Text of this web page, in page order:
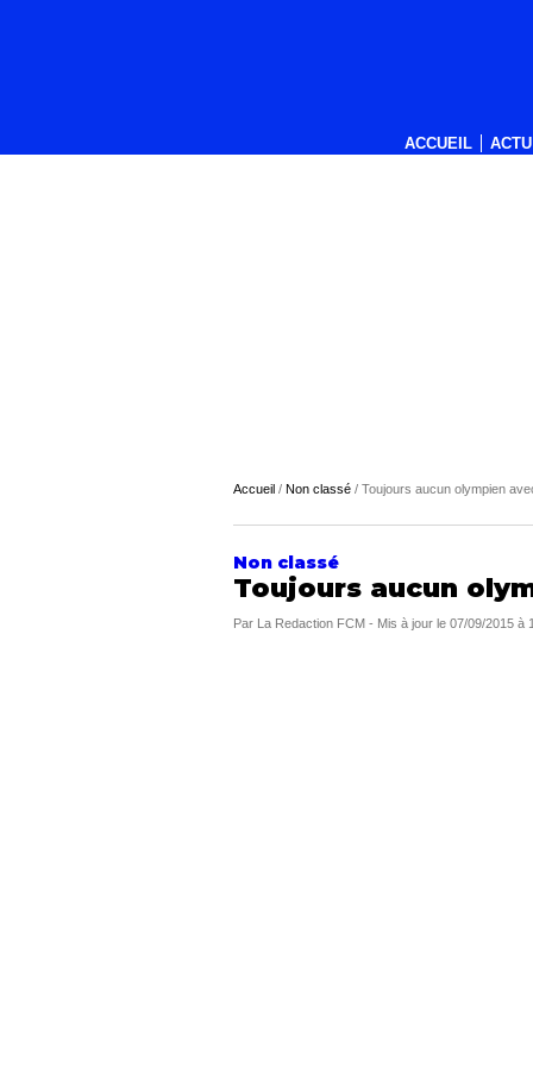
ACCUEIL
Accueil / Non classé / Toujours aucun olympien
Non classé
Toujours aucun
Par La Redaction FCM - Mis à jour le 07/09/2015 à